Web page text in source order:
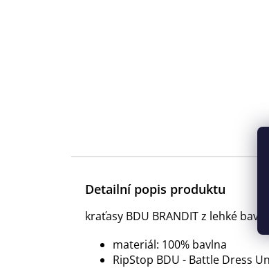
Detailní popis produktu
kraťasy BDU BRANDIT z lehké
materiál: 100% bavlna
RipStop BDU - Battle Dress